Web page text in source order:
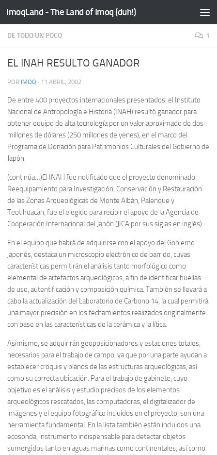
Saltar al contenido
ImoqLand - The Land of Imoq (duh!)
DE TODO UN POCO 1
EL INAH RESULTO GANADOR
POR IMOQ · 11 ABRIL, 2002
De entre 400 proyectos internacionales presentados, el Instituto
Nacional de Antropología e Historia (INAH) resultó ganador para
obtener equipo de alta tecnología por un valor aproximado de dos
millones de dólares (250 millones de yenes), en el marco del
Programa de Donación para Patrimonios Culturales del Gobierno de
Japón.
(continúa…)El INAH fue notificado que el proyecto denominado
Reequipamiento para Investigación, Conservación y Restauración
de las Zonas Arqueológicas de Monte Albán, Palenque y
Teotihuacan, fue el elegido para recibir el apoyo de la Agencia de
Cooperación Internacional del Japón (JICA por sus siglas en inglés).
En el equipo que habrá de adquirirse con el apoyo del Gobierno
japonés, destaca un microscopio electrónico de barrido, cuyas
características permitirán el análisis tanto morfológico como
elemental de artefactos arqueológicos, a fin de identificar huellas
de uso, autentificación y composición química. También se llevará a
cabo la actualización del Laboratorio de Carbono 14, la cual permitirá
una mayor precisión en los fechamientos realizados originalmente
con base en las características de la cerámica y la lítica.
Asimismo, se adquirirán geoposicionadores y estaciones totales,
necesarios para el trabajo de campo, ya que por una parte ayudan a
establecer croquis y planos de las estructuras arqueológicas, así
como su correcta ubicación. Para el trabajo de gabinete, cuyo
objetivo es el análisis y estudio precisos de los elementos
arqueológicos rescatados, las computadoras, el digitalizador de
imágenes y el equipo fotográfico incluidos en el proyecto, son una
herramienta fundamental. En la lista también están incluidos una
ecosonda, instrumento indispensable para detectar objetos
sumergidos tanto en aguas marinas como continentales, así como